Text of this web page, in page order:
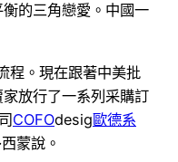
的三角戀愛。中國一
程。現在跟著中美批
放行了一系列采購訂
COFOdesig歐德系
蒙說。